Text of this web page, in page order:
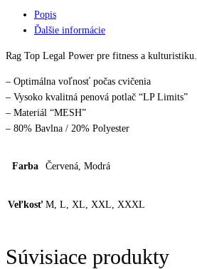
Popis
Ďalšie informácie
Rag Top Legal Power pre fitness a kulturistiku.
– Optimálna voľnosť počas cvičenia
– Vysoko kvalitná penová potlač “LP Limits”
– Materiál “MESH”
– 80% Bavlna / 20% Polyester
Farba Červená, Modrá
Veľkosť M, L, XL, XXL, XXXL
Súvisiace produkty